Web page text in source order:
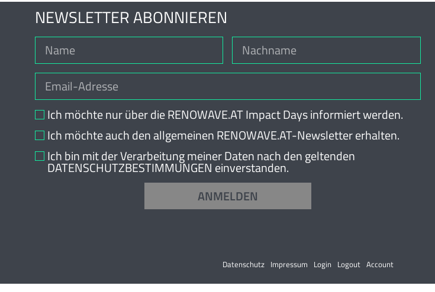
NEWSLETTER ABONNIEREN
Ich möchte nur über die RENOWAVE.AT Impact Days informiert werden.
Ich möchte auch den allgemeinen RENOWAVE.AT-Newsletter erhalten.
Ich bin mit der Verarbeitung meiner Daten nach den geltenden
DATENSCHUTZBESTIMMUNGEN einverstanden.
ANMELDEN
Datenschutz Impressum Login Logout Account